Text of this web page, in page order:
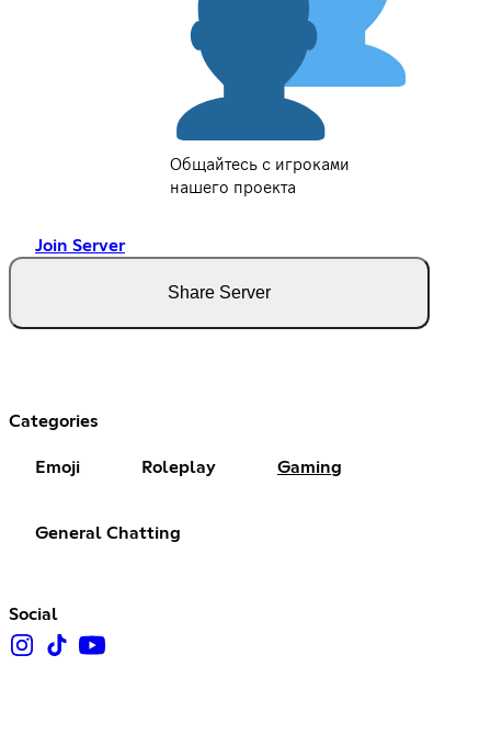
Общайтесь с игроками
нашего проекта
Join Server
Share Server
Categories
Emoji Roleplay Gaming
General Chatting
Social